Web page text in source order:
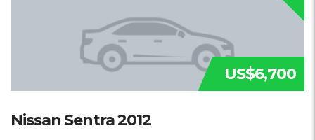
US$6,700
Nissan Sentra 2012